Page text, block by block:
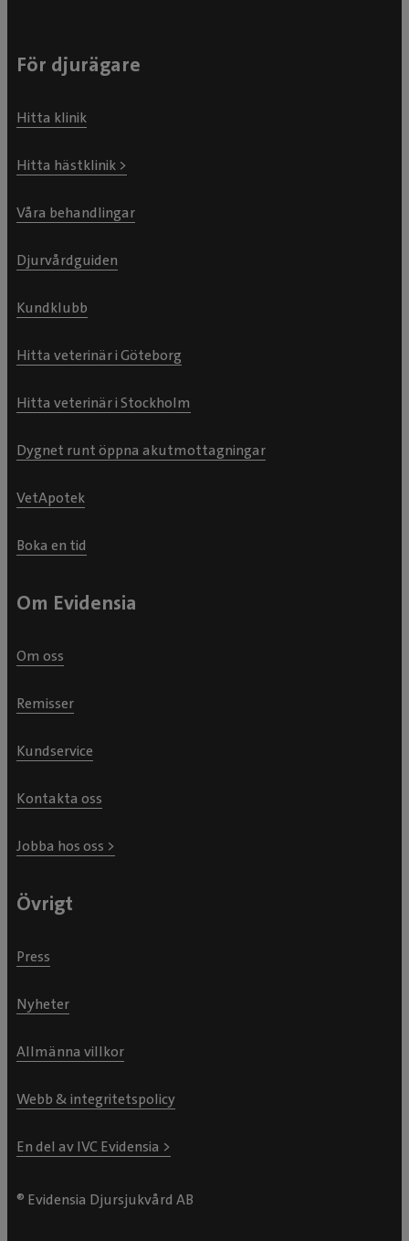
För djurägare
Hitta klinik
Hitta hästklinik >
Våra behandlingar
Djurvårdguiden
Kundklubb
Hitta veterinär i Göteborg
Hitta veterinär i Stockholm
Dygnet runt öppna akutmottagningar
VetApotek
Boka en tid
Om Evidensia
Om oss
Remisser
Kundservice
Kontakta oss
Jobba hos oss >
Övrigt
Press
Nyheter
Allmänna villkor
Webb & integritetspolicy
En del av IVC Evidensia >
® Evidensia Djursjukvård AB